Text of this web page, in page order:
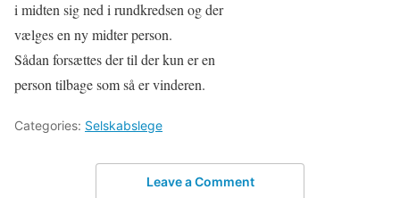
i midten sig ned i rundkredsen og der
vælges en ny midter person.
Sådan forsættes der til der kun er en
person tilbage som så er vinderen.
Categories: Selskabslege
Leave a Comment